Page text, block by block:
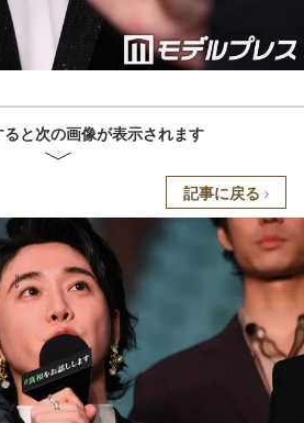
ると次の画像が表示されます
記事に戻る